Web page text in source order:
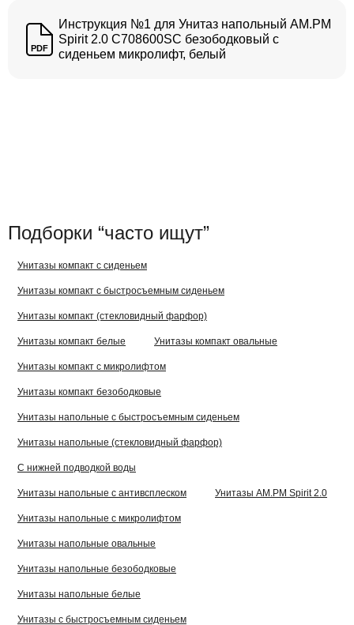
PDF
Инструкция №1 для Унитаз напольный AM.PM
Spirit 2.0 C708600SC безободковый с
сиденьем микролифт, белый
Подборки “часто ищут”
Унитазы компакт с сиденьем
Унитазы компакт с быстросъемным сиденьем
Унитазы компакт (стекловидный фарфор)
Унитазы компакт белые Унитазы компакт овальные
Унитазы компакт с микролифтом
Унитазы компакт безободковые
Унитазы напольные с быстросъемным сиденьем
Унитазы напольные (стекловидный фарфор)
C нижней подводкой воды
Унитазы напольные с антивсплеском Унитазы AM.PM Spirit 2.0
Унитазы напольные с микролифтом
Унитазы напольные овальные
Унитазы напольные безободковые
Унитазы напольные белые
Унитазы с быстросъемным сиденьем